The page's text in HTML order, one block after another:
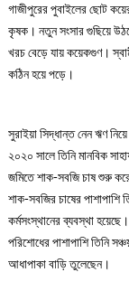
গাজীপুরের পুবাইলের ছোট কয়ের
কৃষক। নতুন সংসার গুছিয়ে
খরচ বেড়ে যায় কয়েকগুণ।
কঠিন হয়ে পড়ে।
সুরাইয়া সিদ্ধান্ত নেন ঋণ
২০২০ সালে তিনি মানবিক
জমিতে শাক-সবজি চাষ শুরু
শাক-সবজির চাষের
কর্মসংস্থানের ব্যবস্থা
পরিশোধের পাশাপাশি তিনি
আধাপাকা বাড়ি তুলেছেন।